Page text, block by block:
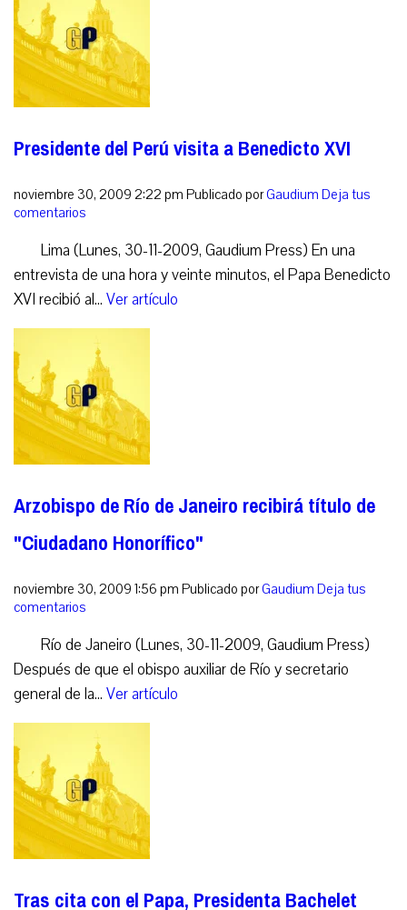
Presidente del Perú visita a Benedicto XVI
noviembre 30, 2009 2:22 pm Publicado porGaudium Deja tus
comentarios
Lima (Lunes, 30-11-2009, Gaudium Press) En una
entrevista de una hora y veinte minutos, el Papa Benedicto
XVI recibió al... Ver artículo
Arzobispo de Río de Janeiro recibirá título de
"Ciudadano Honorífico"
noviembre 30, 2009 1:56 pm Publicado porGaudium Deja tus
comentarios
Río de Janeiro (Lunes, 30-11-2009, Gaudium Press)
Después de que el obispo auxiliar de Río y secretario
general de la... Ver artículo
Tras cita con el Papa, Presidenta Bachelet